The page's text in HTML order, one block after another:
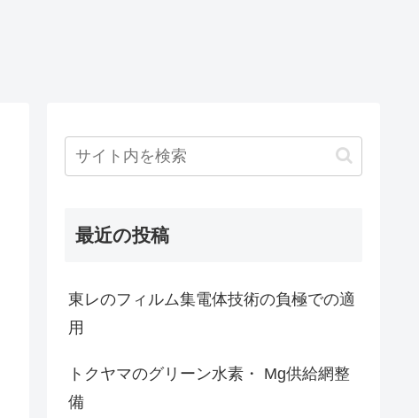
最近の投稿
東レのフィルム集電体技術の負極での適
用
トクヤマのグリーン水素・ Mg供給網整
備